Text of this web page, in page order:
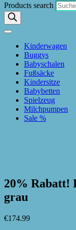
Products search
Kinderwagen
Buggys
Babyschalen
Fußsäcke
Kindersitze
Babybetten
Spielzeug
Milchpumpen
Sale %
20% Rabatt!
grau
€174.99